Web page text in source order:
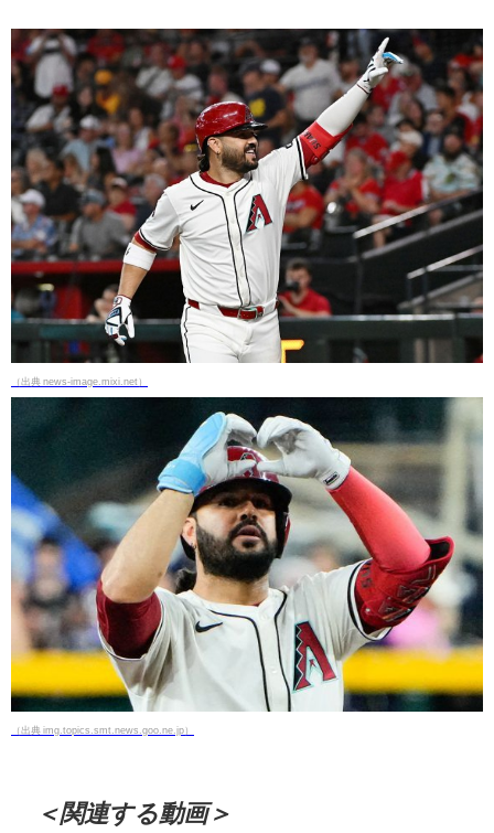
（出典 news-image.mixi.net）
（出典 img.topics.smt.news.goo.ne.jp）
＜関連する動画＞